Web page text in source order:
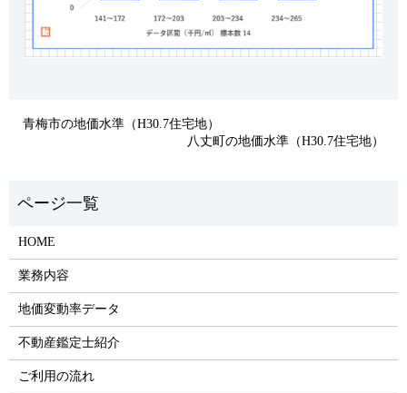
青梅市の地価水準（H30.7住宅地）
八丈町の地価水準（H30.7住宅地）
HOME
業務内容
地価変動率データ
不動産鑑定士紹介
ご利用の流れ